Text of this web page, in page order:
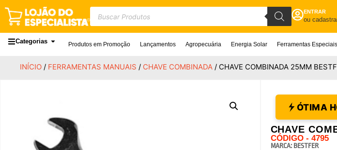
ENTRAR
ou
Categorias Produtos em Promoção Lançamentos Agropecuária Energia Solar Ferramentas
INÍCIO / FERRAMENTAS MANUAIS / CHAVE COMBINADA / CHAVE COMBINADA 25MM
ÓTIMA
CHAVE
CÓDIGO - 4795
MARCA: BESTFER